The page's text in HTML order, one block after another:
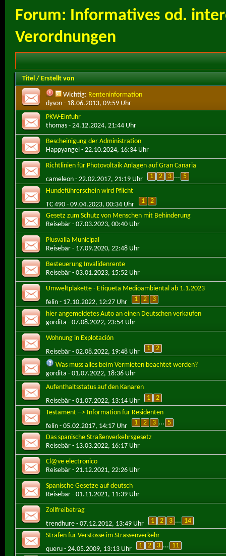
Forum: Informatives od.
Verordnungen
Titel / Erstellt von
Wichtig: Renteninformation
dyson - 18.06.2013, 09:59 Uhr
PKW-Einfuhr
thomas - 24.12.2024, 21:44 Uhr
Bescheinigung der Administration
Happyangel - 22.10.2024, 16:34 Uhr
Richtlinien für Photovoltaik Anlagen auf Gran Canaria
cameleon - 22.02.2017, 21:19 Uhr 1 2 3 ... 5
Hundeführerschein wird Pflicht
TC 490 - 09.04.2023, 00:34 Uhr 1
2
Gesetz zum Schutz von Menschen mit Behinderung
Reisebär - 07.03.2023, 00:40 Uhr
Plusvalia Municipal
Reisebär - 17.09.2020, 22:48 Uhr
Besteuerung Invalidenrente
Reisebär - 03.01.2023, 15:52 Uhr
Umweltplakette - Etiqueta Medioambiental ab 1.1.2023
felin - 17.10.2022, 12:27 Uhr 1 2
3
hier angemeldetes Auto an einen Deutschen verkaufen
gordita - 07.08.2022, 23:54 Uhr
Wohnung in Explotación
Reisebär - 02.08.2022, 19:48 Uhr 1 2
Was muss alles beim Vermieten beachtet werden?
gordita - 01.07.2022, 18:36 Uhr
Aufenthaltsstatus auf den Kanaren
Reisebär - 01.07.2022, 13:14 Uhr 1
2
Testament --> Information für Residenten
felin - 05.02.2017, 14:17 Uhr 1 2 3 ... 5
Das spanische Straßenverkehrsgesetz
Reisebär - 13.03.2022, 16:17 Uhr
Cl@ve electronico
Reisebär - 21.12.2021, 22:26 Uhr
Spanische Gesetze auf deutsch
Reisebär - 01.11.2021, 11:39 Uhr
Zollfreibetrag
trendhure - 07.12.2012, 13:49 Uhr 1 2 3 ... 14
Strafen für Verstösse im Strassenverkehr
queru - 24.05.2009, 13:13 Uhr 1 2 3 ... 11